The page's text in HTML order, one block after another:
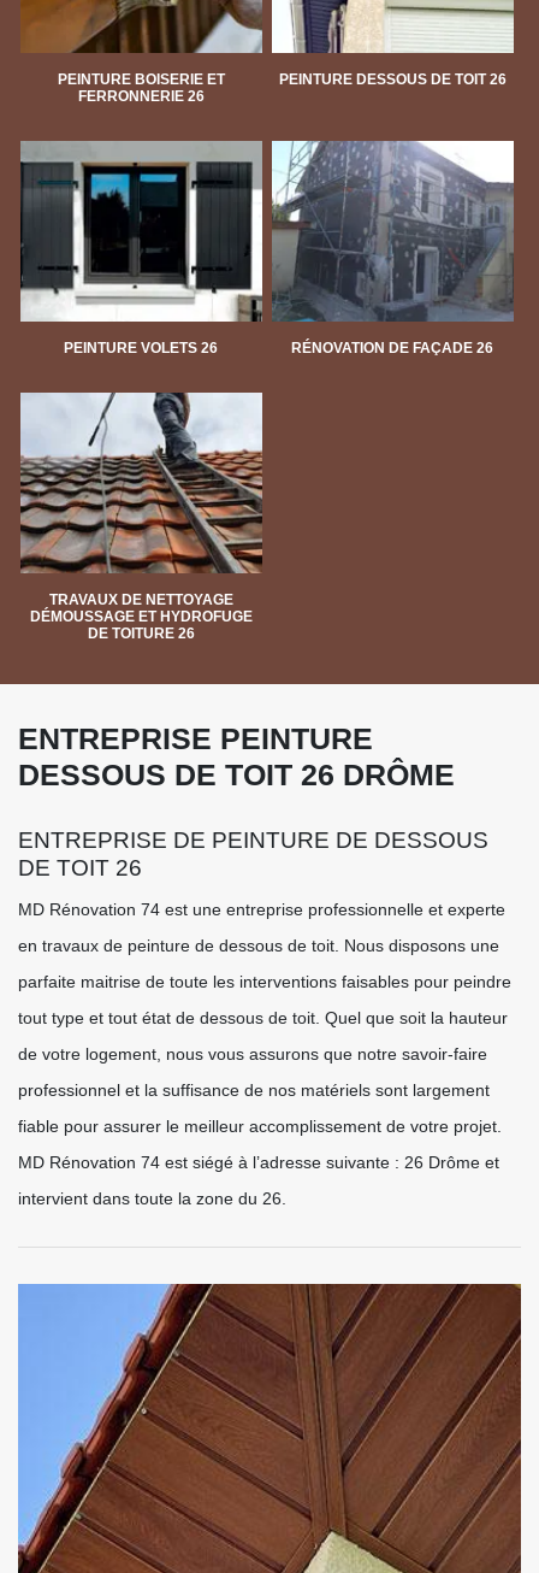
PEINTURE BOISERIE ET
FERRONNERIE 26
PEINTURE DESSOUS DE TOIT 26
PEINTURE VOLETS 26 RÉNOVATION DE FAÇADE 26
TRAVAUX DE NETTOYAGE
DÉMOUSSAGE ET HYDROFUGE
DE TOITURE 26
ENTREPRISE PEINTURE
DESSOUS DE TOIT 26 DRÔME
ENTREPRISE DE PEINTURE DE DESSOUS
DE TOIT 26
MD Rénovation 74 est une entreprise professionnelle et experte
en travaux de peinture de dessous de toit. Nous disposons une
parfaite maitrise de toute les interventions faisables pour peindre
tout type et tout état de dessous de toit. Quel que soit la hauteur
de votre logement, nous vous assurons que notre savoir-faire
professionnel et la suffisance de nos matériels sont largement
fiable pour assurer le meilleur accomplissement de votre projet.
MD Rénovation 74 est siégé à l’adresse suivante : 26 Drôme et
intervient dans toute la zone du 26.